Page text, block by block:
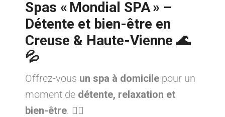
Spas « Mondial SPA » –
Détente et bien-être en
Creuse & Haute-Vienne 🌊
💦
Offrez-vous un spa à domicile pour un
moment de détente, relaxation et
bien-être. 💆‍♂️